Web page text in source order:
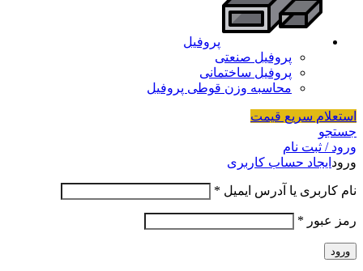
پروفیل
پروفیل صنعتی
پروفیل ساختمانی
محاسبه وزن قوطی پروفیل
استعلام سریع قیمت
جستجو
ورود / ثبت نام
ورود ایجاد حساب کاربری
نام کاربری یا آدرس ایمیل *
رمز عبور *
ورود